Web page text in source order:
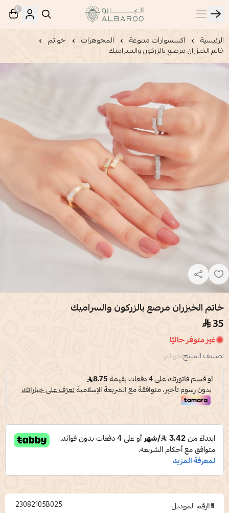
البارو | Albaroo
0
الرئيسية اكسسوارات متنوعة المجوهرات خواتم
خاتم الخيزران مرصع بالزركون والسراميك
خاتم الخيزران مرصع بالزركون والسراميك
35
غير متوفر حاليًا
تصنيف المنتج:خواتم
رقم الموديل 23082105B025